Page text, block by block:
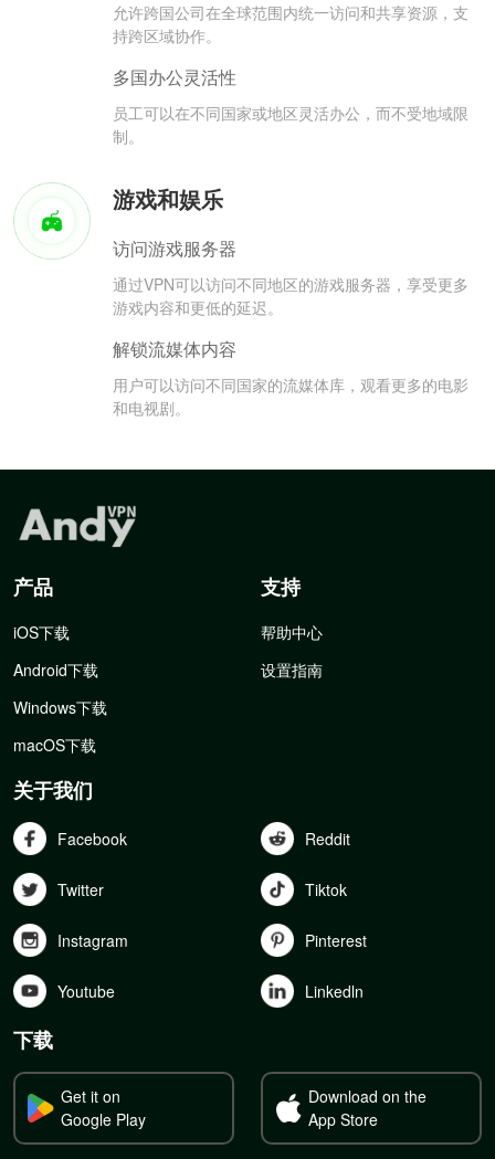
允许跨国公司在全球范围内统一访问和共享资源，支
持跨区域协作。
多国办公灵活性
员工可以在不同国家或地区灵活办公，而不受地域限
制。
游戏和娱乐
访问游戏服务器
通过VPN可以访问不同地区的游戏服务器，享受更多
游戏内容和更低的延迟。
解锁流媒体内容
用户可以访问不同国家的流媒体库，观看更多的电影
和电视剧。
产品
iOS下载
Android下载
Windows下载
macOS下载
支持
帮助中心
设置指南
关于我们
Facebook Reddit
Twitter Tiktok
Instagram Pinterest
Youtube Linkedln
下载
Get it on
Google Play
Download on the
App Store